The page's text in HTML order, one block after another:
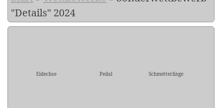
"Details" 2024
Eidechse Pedal Schmetterlinge